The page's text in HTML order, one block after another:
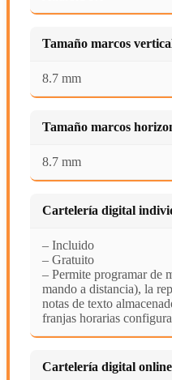
Tamaño marcos
8.7 mm
Tamaño marcos
8.7 mm
Cartelería digital
– Incluido
– Gratuito
– Permite programar de
mando a distancia), la
notas de texto
franjas horarias
Cartelería digital